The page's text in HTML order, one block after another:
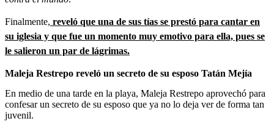
Finalmente, reveló que una de sus tías se prestó para cantar en
su iglesia y que fue un momento muy emotivo para ella, pues se
le salieron un par de lágrimas.
Maleja Restrepo reveló un secreto de su esposo Tatán Mejía
En medio de una tarde en la playa, Maleja Restrepo aprovechó para
confesar un secreto de su esposo que ya no lo deja ver de forma tan
juvenil.